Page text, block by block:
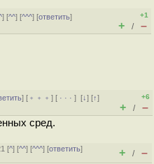
] [^^] [^^^] [ответить]
+1
+ / –
] [ ﹢﹢﹢] [ · · ·][↓] [↑]
+6
+ / –
сред.
[^] [^^] [^^^] [ответить]
+ / –